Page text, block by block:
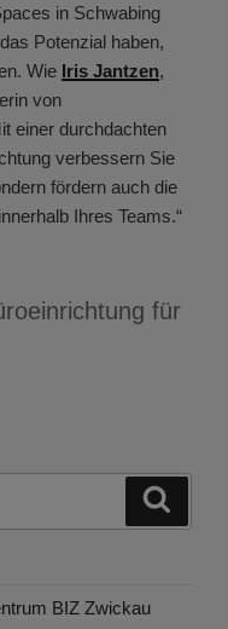
in Schwabing
Potenzial haben,
Wie Iris Jantzen,
von
einer durchdachten
verbessern Sie
fördern auch die
Ihres Teams.“
für
BIZ Zwickau